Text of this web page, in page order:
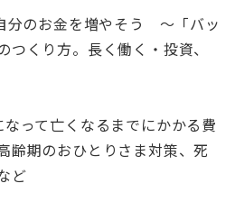
のお金を増やそう ～「バッ
つくり方。長く働く・投資、
って亡くなるまでにかかる費
期のおひとりさま対策、死
ど